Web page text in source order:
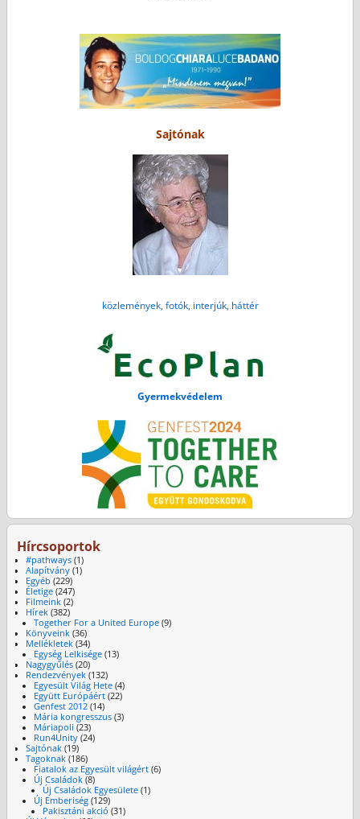
Sajtónak
közlemények, fotók, interjúk, háttér
Gyermekvédelem
Hírcsoportok
#pathways(1)
Alapítvány(1)
Egyéb (229)
Életige(247)
Filmeink(2)
Hírek(382)
Together For a United Europe (9)
Könyveink(36)
Mellékletek(34)
Egység Lelkisége (13)
Nagygyűlés(20)
Rendezvények(132)
Egyesült Világ Hete (4)
Együtt Európáért (22)
Genfest 2012 (14)
Mária kongresszus (3)
Máriapoli (23)
Run4Unity (24)
Sajtónak(19)
Tagoknak(186)
Fiatalok az Egyesült világért (6)
Új Családok (8)
Új Családok Egyesülete(1)
Új Emberiség (129)
Pakisztáni akció (31)